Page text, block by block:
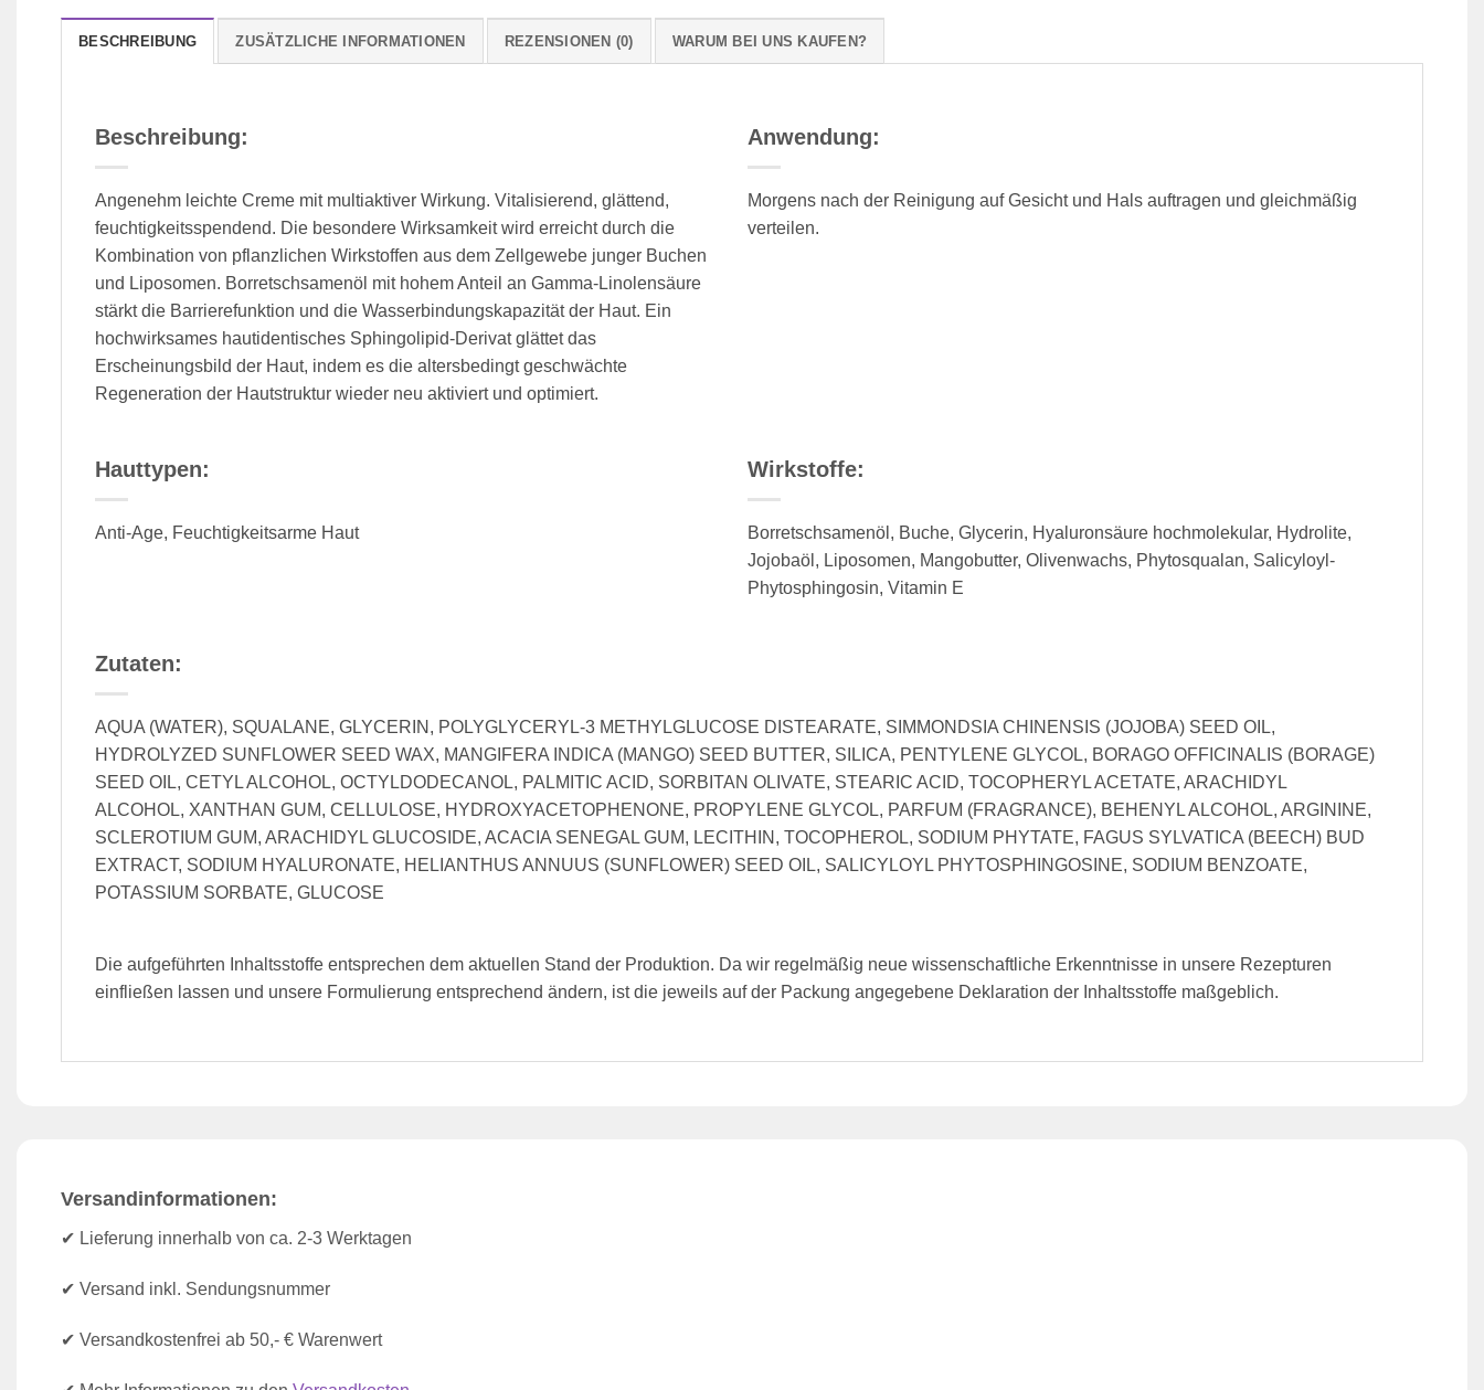
BESCHREIBUNG ZUSÄTZLICHE INFORMATIONEN REZENSIONEN (0) WARUM BEI UNS KAUFEN?
Beschreibung:
Angenehm leichte Creme mit multiaktiver Wirkung. Vitalisierend, glättend,
feuchtigkeitsspendend. Die besondere Wirksamkeit wird erreicht durch die
Kombination von pflanzlichen Wirkstoffen aus dem Zellgewebe junger Buchen
und Liposomen. Borretschsamenöl mit hohem Anteil an Gamma-Linolensäure
stärkt die Barrierefunktion und die Wasserbindungskapazität der Haut. Ein
hochwirksames hautidentisches Sphingolipid-Derivat glättet das
Erscheinungsbild der Haut, indem es die altersbedingt geschwächte
Regeneration der Hautstruktur wieder neu aktiviert und optimiert.
Anwendung:
Morgens nach der Reinigung auf Gesicht und Hals auftragen und gleichmäßig
verteilen.
Hauttypen:
Anti-Age, Feuchtigkeitsarme Haut
Wirkstoffe:
Borretschsamenöl, Buche, Glycerin, Hyaluronsäure hochmolekular, Hydrolite,
Jojobaöl, Liposomen, Mangobutter, Olivenwachs, Phytosqualan, Salicyloyl-
Phytosphingosin, Vitamin E
Zutaten:
AQUA (WATER), SQUALANE, GLYCERIN, POLYGLYCERYL-3 METHYLGLUCOSE DISTEARATE, SIMMONDSIA CHINENSIS (JOJOBA) SEED OIL,
HYDROLYZED SUNFLOWER SEED WAX, MANGIFERA INDICA (MANGO) SEED BUTTER, SILICA, PENTYLENE GLYCOL, BORAGO OFFICINALIS (BORAGE)
SEED OIL, CETYL ALCOHOL, OCTYLDODECANOL, PALMITIC ACID, SORBITAN OLIVATE, STEARIC ACID, TOCOPHERYL ACETATE, ARACHIDYL
ALCOHOL, XANTHAN GUM, CELLULOSE, HYDROXYACETOPHENONE, PROPYLENE GLYCOL, PARFUM (FRAGRANCE), BEHENYL ALCOHOL, ARGININE,
SCLEROTIUM GUM, ARACHIDYL GLUCOSIDE, ACACIA SENEGAL GUM, LECITHIN, TOCOPHEROL, SODIUM PHYTATE, FAGUS SYLVATICA (BEECH) BUD
EXTRACT, SODIUM HYALURONATE, HELIANTHUS ANNUUS (SUNFLOWER) SEED OIL, SALICYLOYL PHYTOSPHINGOSINE, SODIUM BENZOATE,
POTASSIUM SORBATE, GLUCOSE
Die aufgeführten Inhaltsstoffe entsprechen dem aktuellen Stand der Produktion. Da wir regelmäßig neue wissenschaftliche Erkenntnisse in unsere Rezepturen
einfließen lassen und unsere Formulierung entsprechend ändern, ist die jeweils auf der Packung angegebene Deklaration der Inhaltsstoffe maßgeblich.
Versandinformationen:
✔ Lieferung innerhalb von ca. 2-3 Werktagen
✔ Versand inkl. Sendungsnummer
✔ Versandkostenfrei ab 50,- € Warenwert